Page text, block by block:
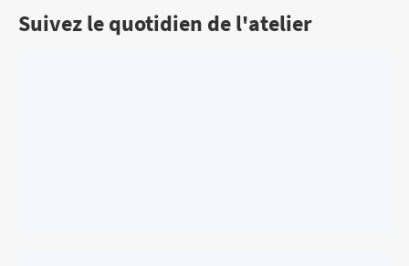
Suivez le quotidien de l'atelier